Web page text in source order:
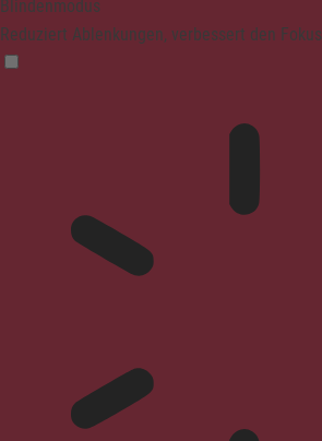
Blindenmodus
Reduziert Ablenkungen, verbessert den Fokus